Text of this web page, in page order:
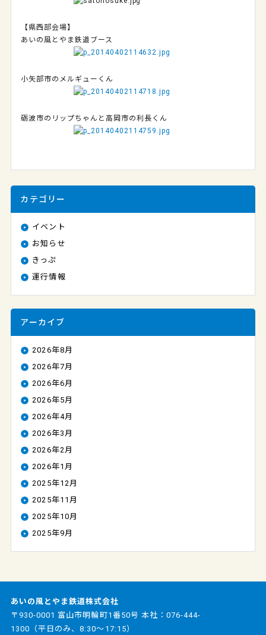
【県西部会場】
あいの風とやま鉄道ブース
小矢部市のメルギューくん
砺波市のリップちゃんと高岡市の利長くん
カテゴリー
イベント
お知らせ
きっぷ
運行情報
アーカイブ
2026年8月
2026年7月
2026年6月
2026年5月
2026年4月
2026年3月
2026年2月
2026年1月
2025年12月
2025年11月
2025年10月
2025年9月
あいの風とやま鉄道株式会社
〒930-0001 富山市明輪町1番50号 本社： 076-444-
1300 （平日のみ、8:30～17:15）